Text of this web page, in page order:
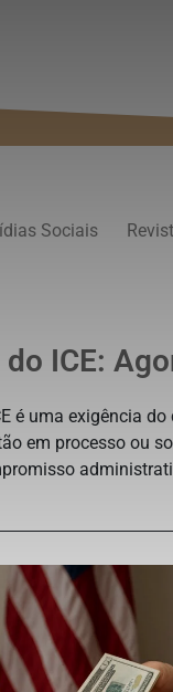
Sociais
ICE:
é uma exigência
em processo ou